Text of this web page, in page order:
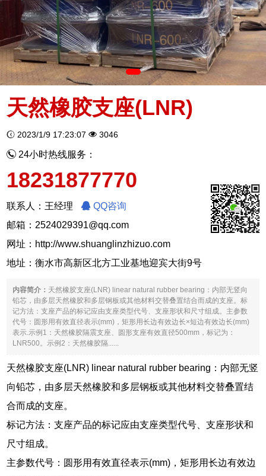
天然橡胶支座(LNR)
2023/1/9 17:23:07 3046
24小时热线服务：
18231877770
联系人：王经理
QQ咨询
邮箱：2524029391@qq.com
网址： http://www.shuanglinzhizuo.com
地址：衡水市高新区北方工业基地迎宾大街9号
内容简介： 天然橡胶支座(LNR) linear natural rubber bearing：内部无竖向
铅芯，由多层天然橡胶和多层钢板或其他材料交替叠置结合而成的支座。标
记方法：支座产品的标记应由支座类型代号、支座形状和尺寸组成。主参数
代号：圆形用有效直径表示(mm)，矩形用长边有效边长×短边有效边长(mm)
表示.示例1：天然橡胶隔震支座、圆形支座有效直径500mm，标记为：
LNR500。示例2：天然橡胶隔......
天然橡胶支座(LNR) linear natural rubber bearing：内部无竖
向铅芯，由多层天然橡胶和多层钢板或其他材料交替叠置结
合而成的支座。
标记方法：支座产品的标记应由支座类型代号、支座形状和
尺寸组成。
主参数代号：圆形用有效直径表示(mm)，矩形用长边有效边